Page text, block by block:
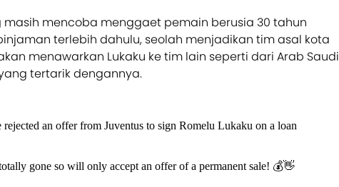
masih mencoba menggaet pemain berusia 30 tahun
terlebih dahulu, seolah menjadikan tim asal kota
menawarkan Lukaku ke tim lain seperti dari Arab Saudi
tertarik dengannya.
rejected an offer from Juventus to sign Romelu Lukaku on a loan
gone so will only accept an offer of a permanent sale! 💰👋